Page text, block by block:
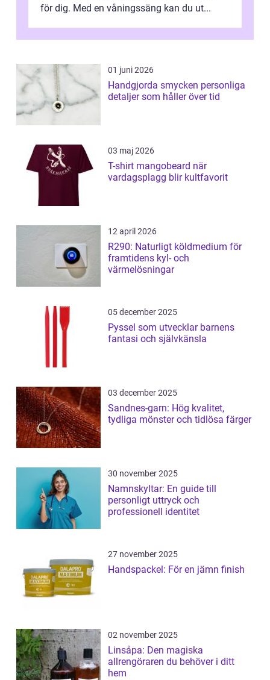
för dig. Med en våningssäng kan du ut...
01 juni 2026
Handgjorda smycken personliga
detaljer som håller över tid
03 maj 2026
T-shirt mangobeard när
vardagsplagg blir kultfavorit
12 april 2026
R290: Naturligt köldmedium för
framtidens kyl- och
värmelösningar
05 december 2025
Pyssel som utvecklar barnens
fantasi och självkänsla
03 december 2025
Sandnes-garn: Hög kvalitet,
tydliga mönster och tidlösa färger
30 november 2025
Namnskyltar: En guide till
personligt uttryck och
professionell identitet
27 november 2025
Handspackel: För en jämn finish
02 november 2025
Linsåpa: Den magiska
allrengöraren du behöver i ditt
hem